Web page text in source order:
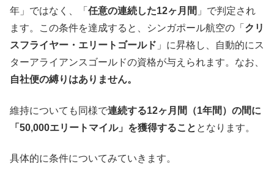
年」ではなく、「 任意の連続した12ヶ月間 」で判定され
ます。この条件を達成すると、シンガポール航空の「 クリ
スフライヤー・エリートゴールド 」に昇格し、自動的にス
ターアライアンスゴールドの資格が与えられます。なお、
自社便の縛りはありません。
維持についても同様で連続する12ヶ月間（1年間）の間に
「50,000エリートマイル」を獲得すること となります。
具体的に条件についてみていきます。